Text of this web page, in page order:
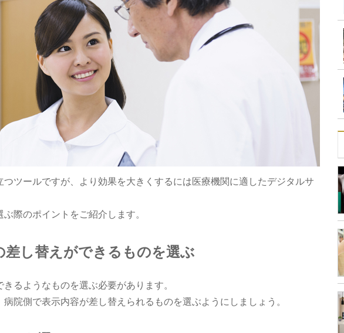
ツールですが、より効果を大きくするには医療機関に適したデジタルサ
際のポイントをご紹介します。
し替えができるものを選ぶ
るようなものを選ぶ必要があります。
院側で表示内容が差し替えられるものを選ぶようにしましょう。